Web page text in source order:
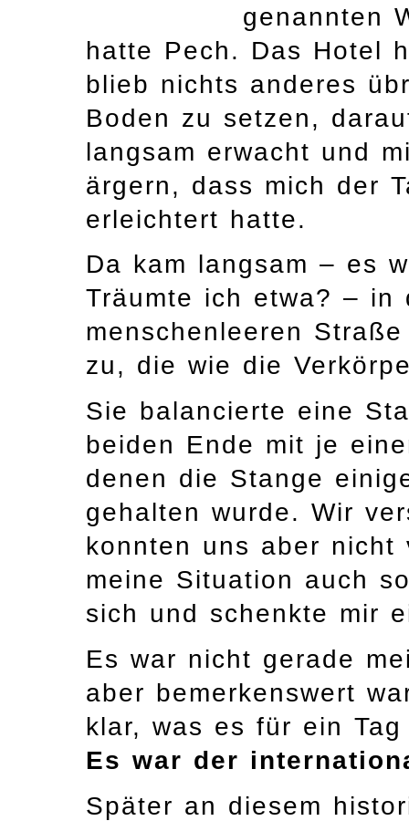
genannten
hatte Pech. Das Hotel
blieb nichts anderes
Boden zu setzen,
langsam erwacht und
ärgern, dass mich der
erleichtert hatte.
Da kam langsam – es
Träumte ich etwa? ­– in
menschenleeren
zu, die wie die
Sie balancierte eine
beiden Ende mit je
denen die Stange
gehalten wurde. Wir
konnten uns aber nicht
meine Situation auch
sich und schenkte mir
Es war nicht gerade
aber bemerkenswert
klar, was es für ein
Es war der
Später an diesem